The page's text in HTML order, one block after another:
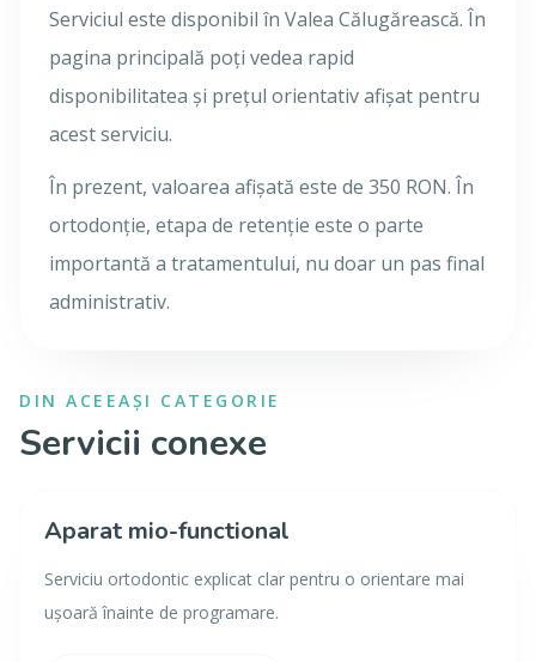
Serviciul este disponibil în Valea Călugărească. În
pagina principală poți vedea rapid
disponibilitatea și prețul orientativ afișat pentru
acest serviciu.
În prezent, valoarea afișată este de 350 RON. În
ortodonție, etapa de retenție este o parte
importantă a tratamentului, nu doar un pas final
administrativ.
DIN ACEEAȘI CATEGORIE
Servicii conexe
Aparat mio-functional
Serviciu ortodontic explicat clar pentru o orientare mai
ușoară înainte de programare.